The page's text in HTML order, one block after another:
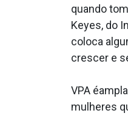
quando
Keyes, do
coloca
crescer e
VPA
mulheres